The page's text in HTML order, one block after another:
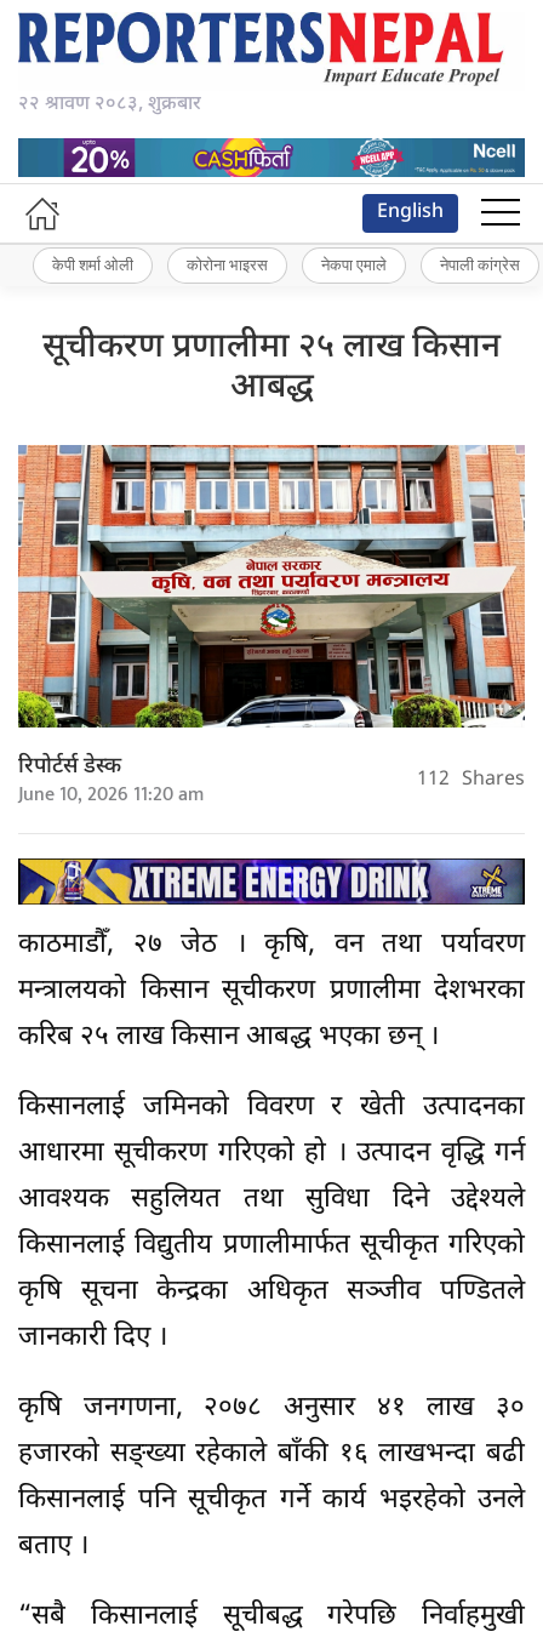
२२ श्रावण २०८३, शुक्रबार
English
केपी शर्मा ओली कोरोना भाइरस नेकपा एमाले नेपाली कांग्रेस
सूचीकरण प्रणालीमा २५ लाख किसान
आबद्ध
रिपोर्टर्स डेस्क
June 10, 2026 11:20 am 112 Shares
काठमाडौँ, २७ जेठ । कृषि, वन तथा पर्यावरण
मन्त्रालयको किसान सूचीकरण प्रणालीमा देशभरका
करिब २५ लाख किसान आबद्ध भएका छन् ।
किसानलाई जमिनको विवरण र खेती उत्पादनका
आधारमा सूचीकरण गरिएको हो । उत्पादन वृद्धि गर्न
आवश्यक सहुलियत तथा सुविधा दिने उद्देश्यले
किसानलाई विद्युतीय प्रणालीमार्फत सूचीकृत गरिएको
कृषि सूचना केन्द्रका अधिकृत सञ्जीव पण्डितले
जानकारी दिए ।
कृषि जनगणना, २०७८ अनुसार ४१ लाख ३०
हजारको सङ्ख्या रहेकाले बाँकी १६ लाखभन्दा बढी
किसानलाई पनि सूचीकृत गर्ने कार्य भइरहेको उनले
बताए ।
“सबै किसानलाई सूचीबद्ध गरेपछि निर्वाहमुखी